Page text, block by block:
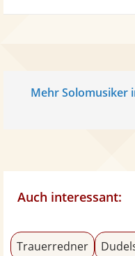
Mehr Solomusiker
Auch interessant:
Trauerredner